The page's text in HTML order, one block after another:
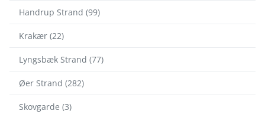
Handrup Strand (99)
Krakær (22)
Lyngsbæk Strand (77)
Øer Strand (282)
Skovgarde (3)